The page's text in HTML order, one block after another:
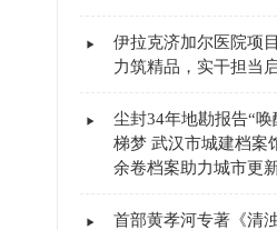
伊拉克济加尔医院项
力筑精品，实干担当
尘封34年地勘报告“
梯梦 武汉市城建档案
余卷档案助力城市更
首部黄孝河专著《清